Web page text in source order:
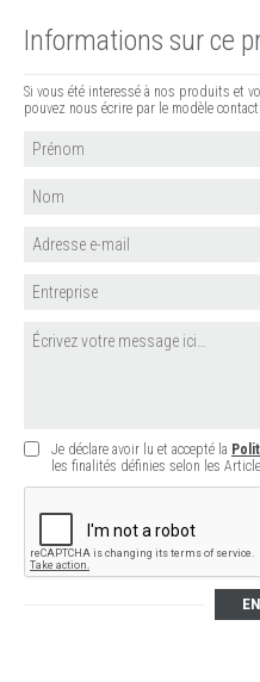
Informations sur ce
Si vous été interessé à nos produits et
pouvez nous écrire par le modèle contact:
Je déclare avoir lu et accepté la
les finalités définies selon les